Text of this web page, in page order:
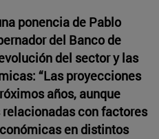
ponencia de Pablo
del Banco de
del sector y las
“Las proyecciones
años, aunque
con factores
en distintos